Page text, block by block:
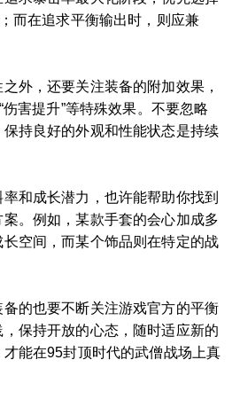
而在追求平衡输出时，则应兼
外，还要关注装备的附加效果，
伤害提升”等特殊效果。不要忽略
持良好的外观和性能状态是持续
和成长潜力，也许能帮助你找到
。例如，某款手套的会心加成多
空间，而某个饰品则在特定的战
的也要不断关注游戏官方的平衡
保持开放的心态，随时适应新的
能在95封顶时代的武僧战场上真